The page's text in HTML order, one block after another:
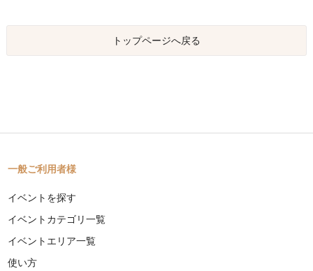
トップページへ戻る
一般ご利用者様
イベントを探す
イベントカテゴリ一覧
イベントエリア一覧
使い方